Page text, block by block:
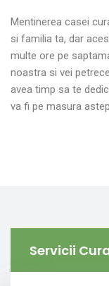
Mentinerea casei
si familia ta, dar
multe ore pe
noastra si vei
avea timp sa te
va fi pe masura
Servicii